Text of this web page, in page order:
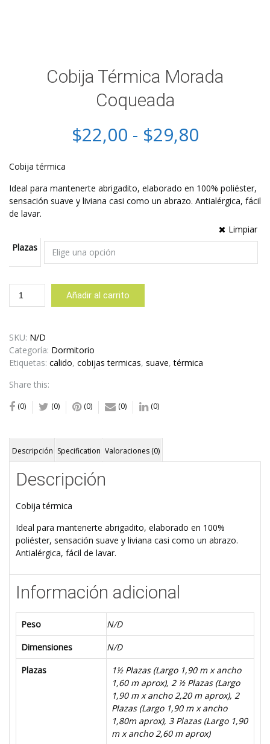
Cobija Térmica Morada
Coqueada
$22,00 - $29,80Rango
precios:
$22,00
hasta
Cobija térmica
Ideal para mantenerte abrigadito, elaborado en 100% poliéster,
sensación suave y liviana casi como un abrazo. Antialérgica, fácil
de lavar.
Plazas
Limpiar
Cobija
Térmica
cantidad
Añadir al carrito
SKU: N/D
Categoría: Dormitorio
Etiquetas: calido, cobijas termicas, suave,térmica
Share this:
(0) (0) (0) (0) (0)
Descripción Specification Valoraciones (0)
Descripción
Cobija térmica
Ideal para mantenerte abrigadito, elaborado en 100%
poliéster, sensación suave y liviana casi como un abrazo.
Antialérgica, fácil de lavar.
Información adicional
Peso
N/D
Dimensiones
N/D
Plazas
1½ Plazas (Largo 1,90 m x ancho
1,60 m aprox), 2 ½ Plazas (Largo
1,90 m x ancho 2,20 m aprox), 2
Plazas (Largo 1,90 m x ancho
1,80m aprox), 3 Plazas (Largo 1,90
m x ancho 2,60 m aprox)